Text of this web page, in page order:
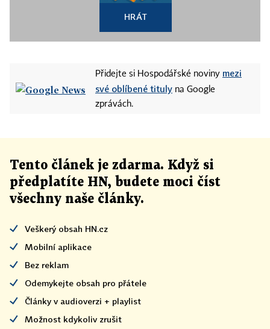
HRÁT
Přidejte si Hospodářské noviny mezi
své oblíbené tituly na Google
zprávách.
Tento článek je zdarma. Když si
předplatíte HN, budete moci číst
všechny naše články.
Veškerý obsah HN.cz
Mobilní aplikace
Bez reklam
Odemykejte obsah pro přátele
Články v audioverzi + playlist
Možnost kdykoliv zrušit